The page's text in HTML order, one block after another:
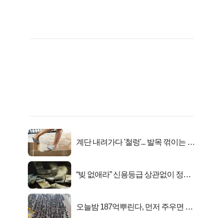
계단 내려가다 '철렁'... 발목 꺾이는 이
“빚 없애라” 신용등급 상관없이 정부
오늘밤 187억뿌린다, 먼저 주우면 최